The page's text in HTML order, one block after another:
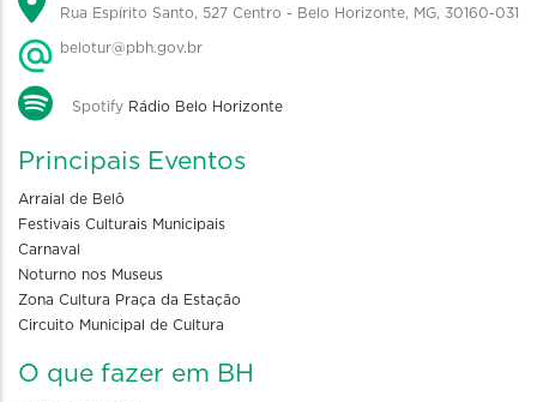
Rua Espírito Santo, 527 Centro - Belo Horizonte, MG, 30160-031
belotur@pbh.gov.br
Spotify Rádio Belo Horizonte
Principais Eventos
Arraial de Belô
Festivais Culturais Municipais
Carnaval
Noturno nos Museus
Zona Cultura Praça da Estação
Circuito Municipal de Cultura
O que fazer em BH